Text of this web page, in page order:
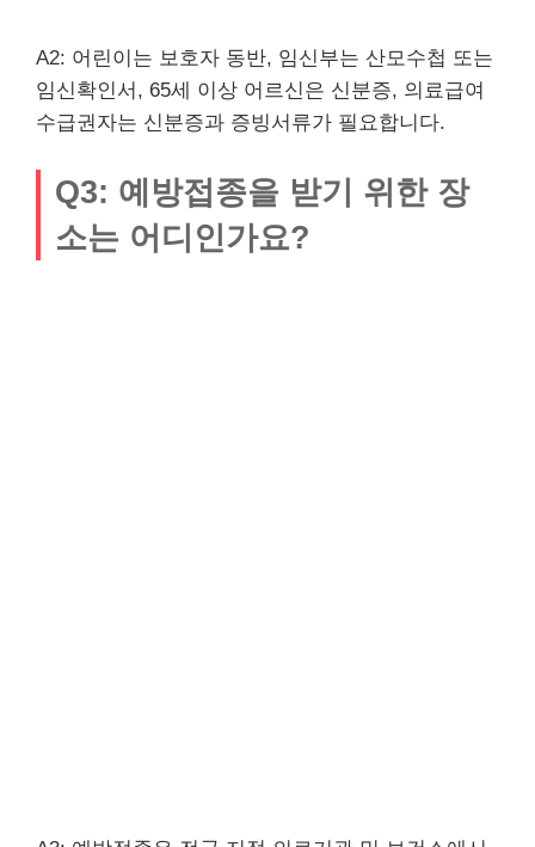
A2: 어린이는 보호자 동반, 임신부는 산모수첩 또는
임신확인서, 65세 이상 어르신은 신분증, 의료급여
수급권자는 신분증과 증빙서류가 필요합니다.
Q3: 예방접종을 받기 위한 장
소는 어디인가요?